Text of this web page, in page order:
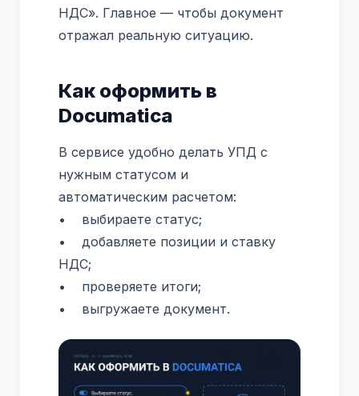
НДС». Главное — чтобы документ
отражал реальную ситуацию.
Как оформить в
Documatica
В сервисе удобно делать УПД с
нужным статусом и
автоматическим расчетом:
• выбираете статус;
• добавляете позиции и ставку
НДС;
• проверяете итоги;
• выгружаете документ.